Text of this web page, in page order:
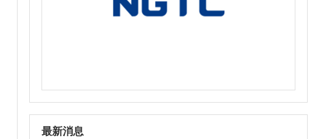
最新消息